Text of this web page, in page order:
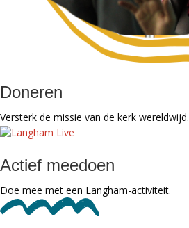
Doneren
Versterk de missie van de kerk wereldwijd.
Actief meedoen
Doe mee met een Langham-activiteit.